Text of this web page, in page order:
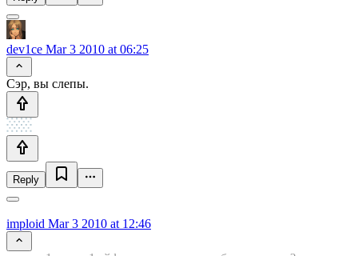
dev1ce Mar 3 2010 at 06:25
Сэр, вы слепы.
Reply
imploid Mar 3 2010 at 12:46